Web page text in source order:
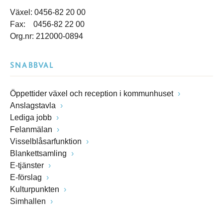
Växel: 0456-82 20 00
Fax: 0456-82 22 00
Org.nr: 212000-0894
SNABBVAL
Öppettider växel och reception i kommunhuset
Anslagstavla
Lediga jobb
Felanmälan
Visselblåsarfunktion
Blankettsamling
E-tjänster
E-förslag
Kulturpunkten
Simhallen